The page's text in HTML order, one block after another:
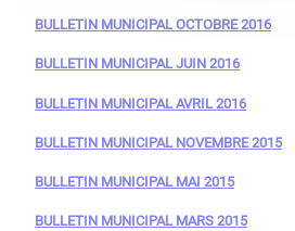
BULLETIN MUNICIPAL OCTOBRE 2016
BULLETIN MUNICIPAL JUIN 2016
BULLETIN MUNICIPAL AVRIL 2016
BULLETIN MUNICIPAL NOVEMBRE 2015
BULLETIN MUNICIPAL MAI 2015
BULLETIN MUNICIPAL MARS 2015